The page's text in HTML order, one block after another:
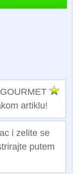
artiklu!
i zelite se
putem